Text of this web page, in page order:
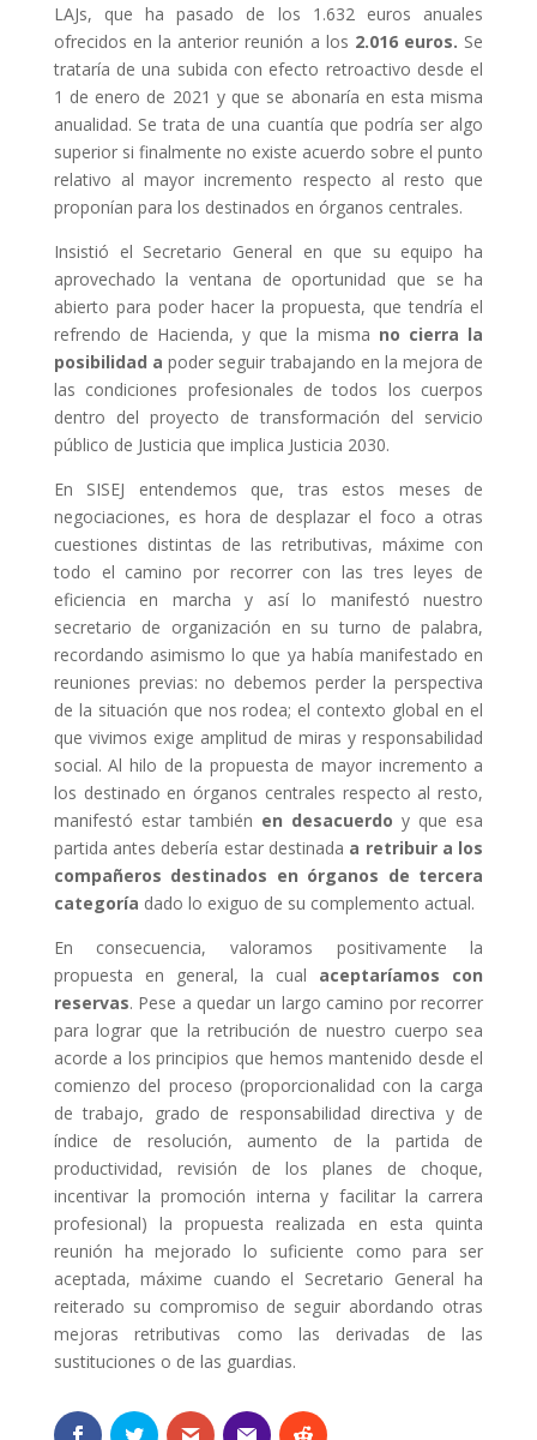
LAJs, que ha pasado de los 1.632 euros anuales
ofrecidos en la anterior reunión a los 2.016 euros. Se
trataría de una subida con efecto retroactivo desde el
1 de enero de 2021 y que se abonaría en esta misma
anualidad. Se trata de una cuantía que podría ser algo
superior si finalmente no existe acuerdo sobre el punto
relativo al mayor incremento respecto al resto que
proponían para los destinados en órganos centrales.
Insistió el Secretario General en que su equipo ha
aprovechado la ventana de oportunidad que se ha
abierto para poder hacer la propuesta, que tendría el
refrendo de Hacienda, y que la misma no cierra la
posibilidad a poder seguir trabajando en la mejora de
las condiciones profesionales de todos los cuerpos
dentro del proyecto de transformación del servicio
público de Justicia que implica Justicia 2030.
En SISEJ entendemos que, tras estos meses de
negociaciones, es hora de desplazar el foco a otras
cuestiones distintas de las retributivas, máxime con
todo el camino por recorrer con las tres leyes de
eficiencia en marcha y así lo manifestó nuestro
secretario de organización en su turno de palabra,
recordando asimismo lo que ya había manifestado en
reuniones previas: no debemos perder la perspectiva
de la situación que nos rodea; el contexto global en el
que vivimos exige amplitud de miras y responsabilidad
social. Al hilo de la propuesta de mayor incremento a
los destinado en órganos centrales respecto al resto,
manifestó estar también en desacuerdo y que esa
partida antes debería estar destinada a retribuir a los
compañeros destinados en órganos de tercera
categoría dado lo exiguo de su complemento actual.
En consecuencia, valoramos positivamente la
propuesta en general, la cual aceptaríamos con
reservas. Pese a quedar un largo camino por recorrer
para lograr que la retribución de nuestro cuerpo sea
acorde a los principios que hemos mantenido desde el
comienzo del proceso (proporcionalidad con la carga
de trabajo, grado de responsabilidad directiva y de
índice de resolución, aumento de la partida de
productividad, revisión de los planes de choque,
incentivar la promoción interna y facilitar la carrera
profesional) la propuesta realizada en esta quinta
reunión ha mejorado lo suficiente como para ser
aceptada, máxime cuando el Secretario General ha
reiterado su compromiso de seguir abordando otras
mejoras retributivas como las derivadas de las
sustituciones o de las guardias.